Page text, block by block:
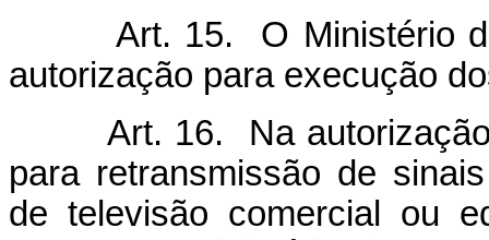
Art. 15. O Ministério das
autorização para execução
Art. 16. Na autorização
para retransmissão de
de televisão comercial ou